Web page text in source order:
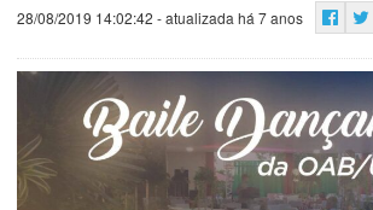
28/08/2019 14:02:42 - atualizada há 7 anos